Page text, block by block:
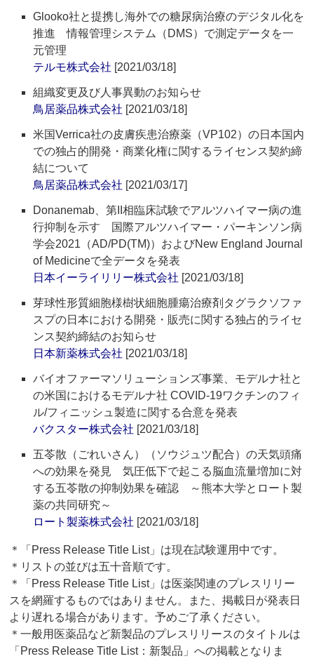
Glooko社と提携し海外での糖尿病治療のデジタル化を
推進 情報管理システム（DMS）で測定データを一
元管理
テルモ株式会社 [2021/03/18]
組織変更及び人事異動のお知らせ
鳥居薬品株式会社 [2021/03/18]
米国Verrica社の皮膚疾患治療薬（VP102）の日本国内
での独占的開発・商業化権に関するライセンス契約締
結について
鳥居薬品株式会社 [2021/03/17]
Donanemab、第II相臨床試験でアルツハイマー病の進
行抑制を示す 国際アルツハイマー・パーキンソン病
学会2021（AD/PD(TM)）およびNew England Journal
of Medicineで全データを発表
日本イーライリリー株式会社 [2021/03/18]
芽球性形質細胞様樹状細胞腫瘍治療剤タグラクソファ
スプの日本における開発・販売に関する独占的ライセ
ンス契約締結のお知らせ
日本新薬株式会社 [2021/03/18]
バイオファーマソリューションズ事業、モデルナ社と
の米国におけるモデルナ社 COVID-19ワクチンのフィ
ル/フィニッシュ製造に関する合意を発表
バクスター株式会社 [2021/03/18]
五苓散（ごれいさん）（ソウジュツ配合）の天気頭痛
への効果を発見 気圧低下で起こる脳血流量増加に対
する五苓散の抑制効果を確認 ～熊本大学とロート製
薬の共同研究～
ロート製薬株式会社 [2021/03/18]
＊「Press Release Title List」は現在試験運用中です。
＊リストの並びは五十音順です。
＊「Press Release Title List」は医薬関連のプレスリリー
スを網羅するものではありません。また、掲載日が発表日
より遅れる場合があります。予めご了承ください。
＊一般用医薬品など新製品のプレスリリースのタイトルは
「Press Release Title List：新製品」への掲載となりま